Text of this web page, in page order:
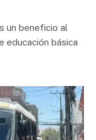
un beneficio al
educación básica